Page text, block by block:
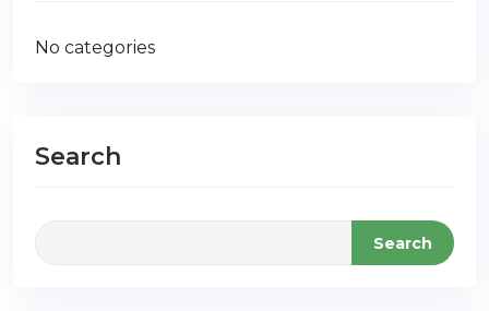
No categories
Search
Search